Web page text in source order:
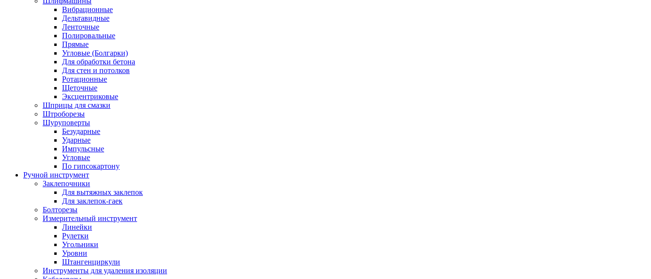
Вибрационные
Дельтавидные
Ленточные
Полировальные
Прямые
Угловые (Болгарки)
Для обработки бетона
Для стен и потолков
Ротационные
Щеточные
Эксцентриковые
Шприцы для смазки
Штроборезы
Шуруповерты
Безударные
Ударные
Импульсные
Угловые
По гипсокартону
Ручной инструмент
Заклепочники
Для вытяжных заклепок
Для заклепок-гаек
Болторезы
Измерительный инструмент
Линейки
Рулетки
Угольники
Уровни
Штангенциркули
Инструменты для удаления изоляции